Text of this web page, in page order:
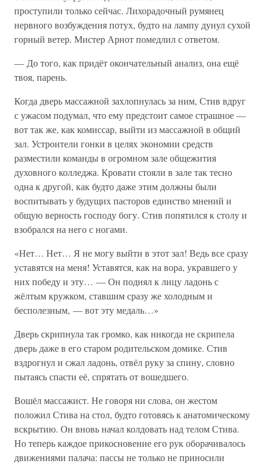
проступили только сейчас. Лихорадочный румянец
нервного возбуждения потух, будто на лампу дунул сухой
горный ветер. Мистер Арнот помедлил с ответом.
— До того, как придёт окончательный анализ, она ещё
твоя, парень.
Когда дверь массажной захлопнулась за ним, Стив вдруг
с ужасом подумал, что ему предстоит самое страшное —
вот так же, как комиссар, выйти из массажной в общий
зал. Устроители гонки в целях экономии средств
разместили команды в огромном зале общежития
духовного колледжа. Кровати стояли в зале так тесно
одна к другой, как будто даже этим должны были
воспитывать у будущих пасторов единство мнений и
общую верность господу богу. Стив попятился к столу и
взобрался на него с ногами.
«Нет… Нет… Я не могу выйти в этот зал! Ведь все сразу
уставятся на меня! Уставятся, как на вора, укравшего у
них победу и эту… — Он поднял к лицу ладонь с
жёлтым кружком, ставшим сразу же холодным и
бесполезным, — вот эту медаль…»
Дверь скрипнула так громко, как никогда не скрипела
дверь даже в его старом родительском домике. Стив
вздрогнул и сжал ладонь, отвёл руку за спину, словно
пытаясь спасти её, спрятать от вошедшего.
Вошёл массажист. Не говоря ни слова, он жестом
положил Стива на стол, будто готовясь к анатомическому
вскрытию. Он вновь начал колдовать над телом Стива.
Но теперь каждое прикосновение его рук оборачивалось
движениями палача: пассы не только не приносили